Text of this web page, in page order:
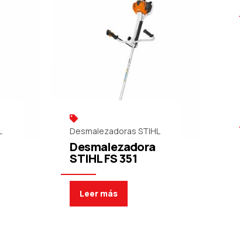
Desmalezadoras STIHL
Desmalezadora
STIHL FS 351
Leer más